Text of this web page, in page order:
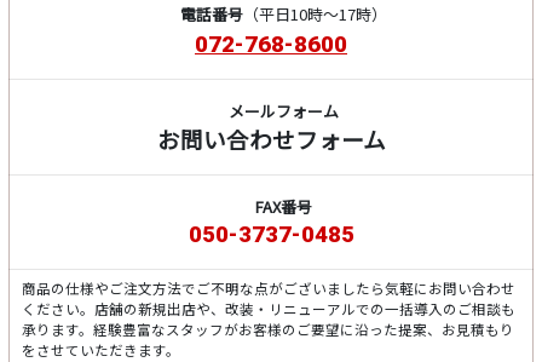
電話番号（平日10時～17時）
072-768-8600
メールフォーム
お問い合わせフォーム
FAX番号
050-3737-0485
商品の仕様やご注文方法でご不明な点がございましたら気軽にお問い合わせ
ください。店舗の新規出店や、改装・リニューアルでの一括導入のご相談も
承ります。経験豊富なスタッフがお客様のご要望に沿った提案、お見積もり
をさせていただきます。